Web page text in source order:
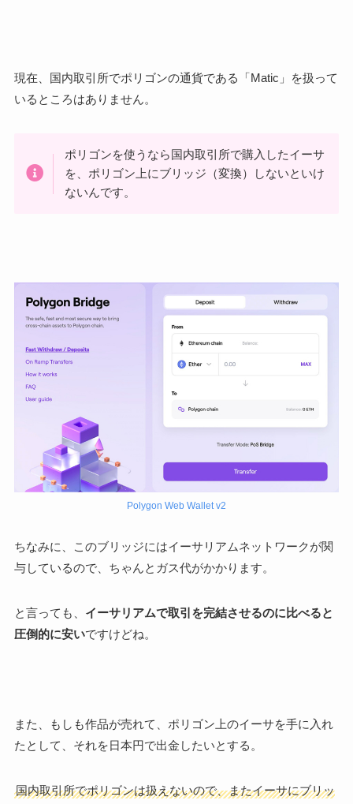
現在、国内取引所でポリゴンの通貨である「Matic」を扱って
いるところはありません。
ポリゴンを使うなら国内取引所で購入したイーサ
を、ポリゴン上にブリッジ（変換）しないといけ
ないんです。
Polygon Web Wallet v2
ちなみに、このブリッジにはイーサリアムネットワークが関
与しているので、ちゃんとガス代がかかります。
と言っても、 イーサリアムで取引を完結させるのに比べると
圧倒的に安いですけどね。
また、もしも作品が売れて、ポリゴン上のイーサを手に入れ
たとして、それを日本円で出金したいとする。
国内取引所でポリゴンは扱えないので、またイーサにブリッ